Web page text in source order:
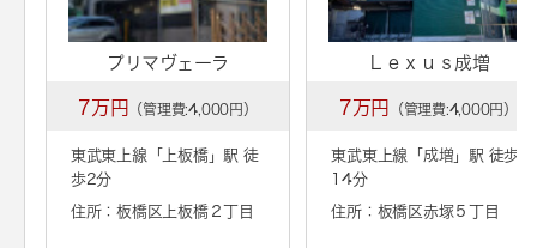
プリマヴェーラ
7万円 （管理費:4,000円）
東武東上線「 上板橋」駅 徒
歩2分
住所：板橋区上板橋２丁目
Ｌｅｘｕｓ成増
7万円 （管理費:4,000円）
東武東上線「 成増 」駅 徒歩
14分
住所：板橋区赤塚５丁目